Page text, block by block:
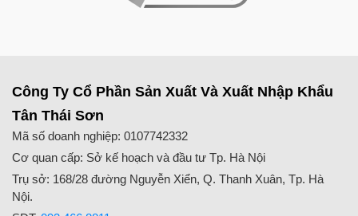
Máy
xay
đùn
thịt
Việt
Nam
3kW
220V/50Hz 3000
120
hoặc
8mm
Công Ty Cổ Phần Sản Xuất Và Xuất Nhập Khẩu
Tân Thái Sơn
Mã số doanh nghiệp: 0107742332
Cơ quan cấp: Sở kế hoạch và đầu tư Tp. Hà Nội
Trụ sở: 168/28 đường Nguyễn Xiển, Q. Thanh Xuân, Tp. Hà
Nội.